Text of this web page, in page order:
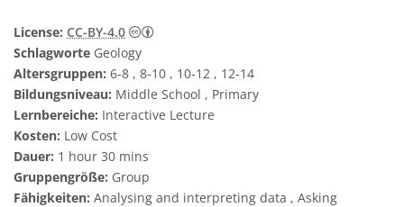
License: CC-BY-4.0
Creative Commons Namensnennung 4.0
Schlagworte Geology
Altersgruppen: 6-8 , 8-10 , 10-12 , 12-14
Bildungsniveau: Middle School , Primary
Lernbereiche: Interactive Lecture
Kosten: Low Cost
Dauer: 1 hour 30 mins
Gruppengröße: Group
Fähigkeiten: Analysing and interpreting data , Asking